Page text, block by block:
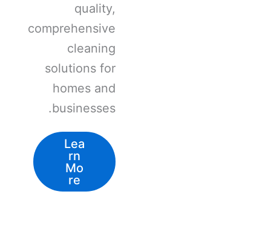
quality,
comprehensive
cleaning
solutions for
homes and
businesses.
Lea
rn
Mo
re